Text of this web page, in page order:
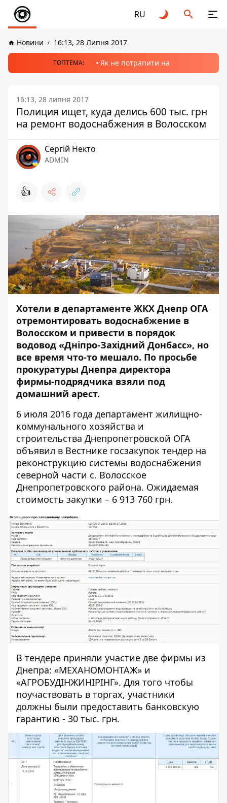
RU
Новини 16:13, 28 Липня 2017
ТОПТЕМА: Як не потрапити на
16:13, 28 липня 2017
Полиция ищет, куда делись 600 тыс. грн
на ремонт водоснабжения в Волосском
Сергій Некто
ADMIN
👍
Хотели в департаменте ЖКХ Днепр ОГА
отремонтировать водоснабжение в
Волосском и привести в порядок
водовод «Дніпро-Західний Донбасс», но
все время что-то мешало. По просьбе
прокуратуры Днепра директора
фирмы-подрядчика взяли под
домашний арест.
6 июля 2016 года департамент жилищно-
коммунального хозяйства и
строительства Днепропетровской ОГА
объявил в Вестнике госзакупок тендер на
реконструкцию системы водоснабжения
северной части с. Волосское
Днепропетровского района. Ожидаемая
стоимость закупки – 6 913 760 грн.
В тендере приняли участие две фирмы из
Днепра: «МЕХАНОМОНТАЖ» и
«АГРОБУДІНЖИНІРІНГ». Для того чтобы
поучаствовать в торгах, участники
должны были предоставить банковскую
гарантию - 30 тыс. грн.